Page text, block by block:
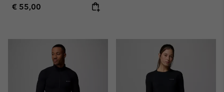
Regular price:
€ 55,00